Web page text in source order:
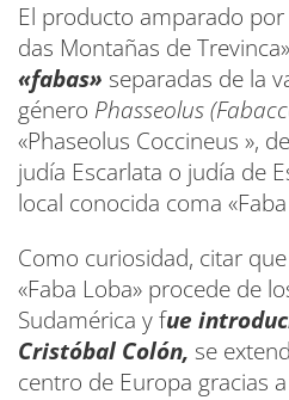
El producto amparado por
das Montañas de Trevinca»
«fabas» separadas de la
género Phasseolus
«Phaseolus Coccineus »,
judía Escarlata o judía de
local conocida coma
Como curiosidad, citar
«Faba Loba» procede de
Sudamérica y fue
Cristóbal Colón, se
centro de Europa gracias